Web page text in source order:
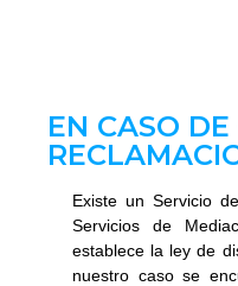
EN CASO
Existe un Servicio
Servicios de
establece la ley de
nuestro caso se